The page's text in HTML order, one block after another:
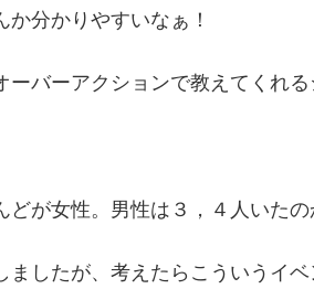
分かりやすいなぁ！
ーバーアクションで教えてくれ
どが女性。男性は３，４人いたの
ましたが、考えたらこういうイ